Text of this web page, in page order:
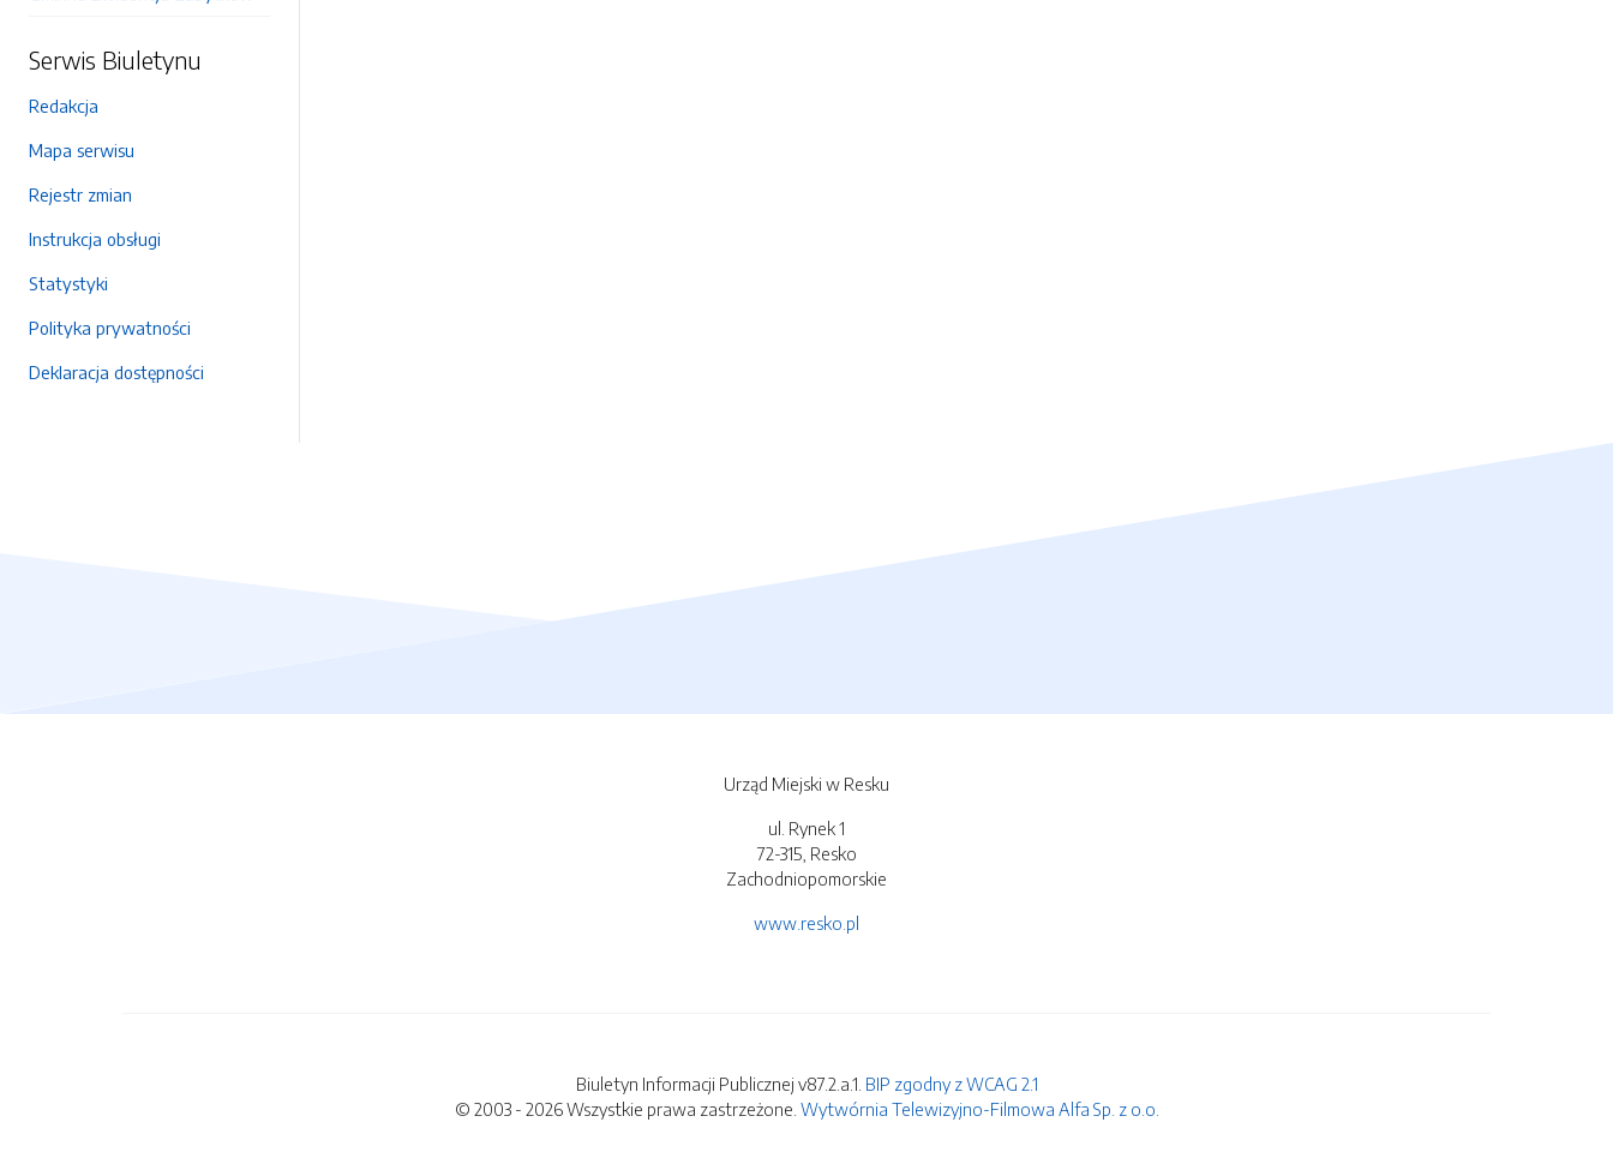
Serwis Biuletynu
Redakcja
Mapa serwisu
Rejestr zmian
Instrukcja obsługi
Statystyki
Polityka prywatności
Deklaracja dostępności
Urząd Miejski w Resku
ul. Rynek 1
72-315, Resko
Zachodniopomorskie
www.resko.pl
Biuletyn Informacji Publicznej v87.2.a.1. BIP zgodny z WCAG 2.1
© 2003 - 2026 Wszystkie prawa zastrzeżone. Wytwórnia Telewizyjno-Filmowa Alfa Sp. z o.o.